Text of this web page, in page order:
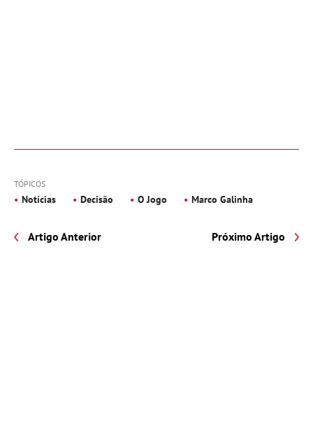
TÓPICOS
Notícias Decisão O Jogo Marco Galinha
Artigo Anterior Próximo Artigo